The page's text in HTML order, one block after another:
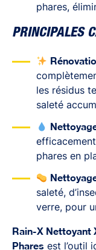
phares,
PRINCIPALES
les résidus
saleté
phares en
saleté,
verre, pour
Rain-X Nettoyant
Phares est l’outil